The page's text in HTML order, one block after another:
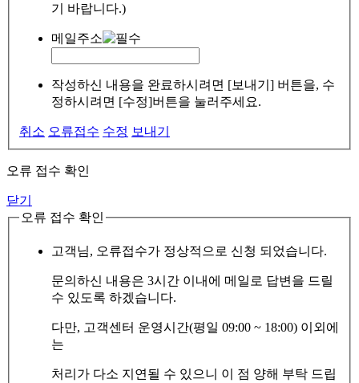
기 바랍니다.)
메일주소
작성하신 내용을 완료하시려면 [보내기] 버튼을, 수
정하시려면 [수정]버튼을 눌러주세요.
취소 오류접수 수정 보내기
오류 접수 확인
닫기
오류 접수 확인
고객님, 오류접수가 정상적으로 신청 되었습니다.
문의하신 내용은 3시간 이내에 메일로 답변을 드릴
수 있도록 하겠습니다.
다만, 고객센터 운영시간(평일 09:00 ~ 18:00) 이외에
는
처리가 다소 지연될 수 있으니 이 점 양해 부탁 드립